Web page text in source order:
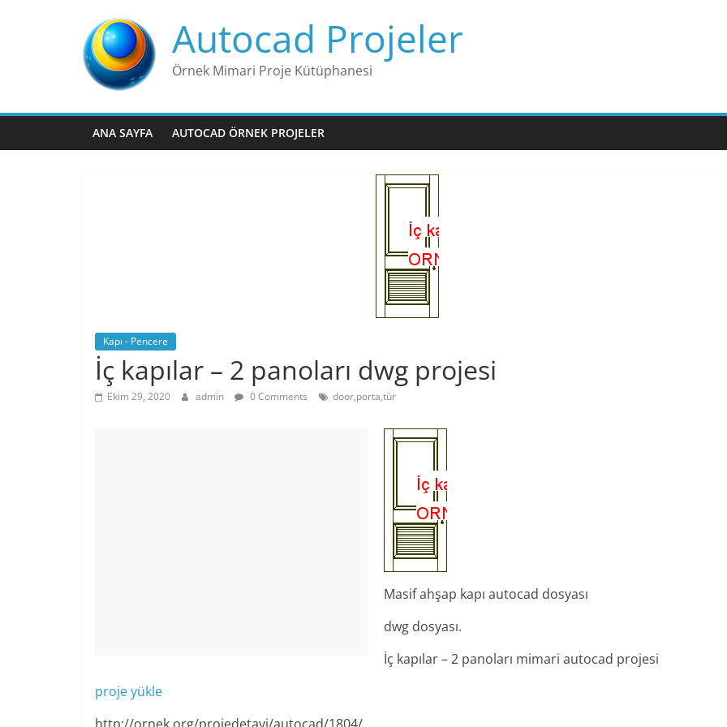
Autocad Projeler
Örnek Mimari Proje Kütüphanesi
ANA SAYFA AUTOCAD ÖRNEK PROJELER
Kapı - Pencere
İç kapılar – 2 panoları dwg projesi
Ekim 29, 2020 admin 0 Comments door,porta,tür
Masif ahşap kapı autocad dosyası
dwg dosyası.
İç kapılar – 2 panoları mimari autocad projesi
proje yükle